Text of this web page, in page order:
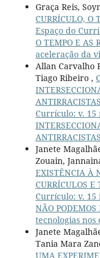
Graça Reis,
CURRÍCULO, O
Espaço do
O TEMPO E AS
aceleração da
Allan Carvalho
Tiago Ribeiro ,
Currículo: v. 15
Janete
Zouain,
EXISTÊNCIA À
CURRÍCULOS E
Currículo: v. 15
NÃO
tecnologias nos
Janete
Tania Mara
UMA